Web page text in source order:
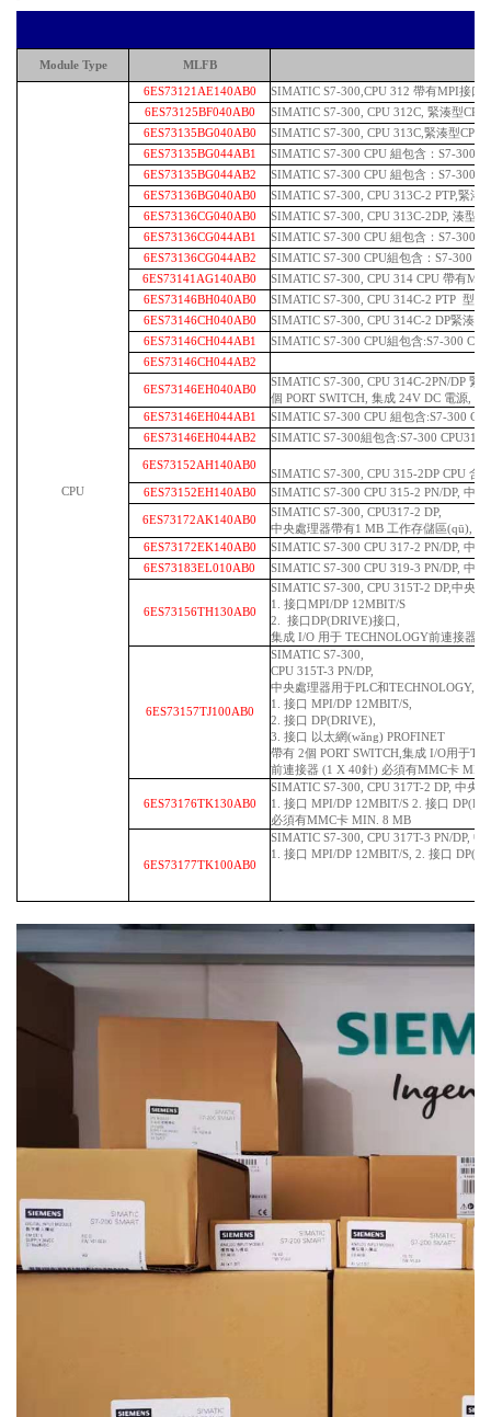
Module Type MLFB
CPU
6ES73121AE140AB0 SIMATIC S7-300,CPU 312 帶有MPI接口
6ES73125BF040AB0
SIMATIC S7-300, CPU 312C, 緊湊型
6ES73135BG040AB0
SIMATIC S7-300, CPU 313C,緊湊型
6ES73135BG044AB1
SIMATIC S7-300 CPU 組包含：S7-300
6ES73135BG044AB2
SIMATIC S7-300 CPU 組包含：S7-300
6ES73136BG040AB0
SIMATIC S7-300, CPU 313C-2 PTP,緊
6ES73136CG040AB0
SIMATIC S7-300, CPU 313C-2DP, 湊型
6ES73136CG044AB1
SIMATIC S7-300 CPU 組包含：S7-300
6ES73136CG044AB2
SIMATIC S7-300 CPU組包含：S7-300
6ES73141AG140AB0
SIMATIC S7-300, CPU 314 CPU 帶有
6ES73146BH040AB0
SIMATIC S7-300, CPU 314C-2 PTP 型
6ES73146CH040AB0
SIMATIC S7-300, CPU 314C-2 DP緊湊
6ES73146CH044AB1
SIMATIC S7-300 CPU組包含:S7-300
6ES73146CH044AB2
6ES73146EH040AB0
SIMATIC S7-300, CPU 314C-2PN/DP
個 PORT SWITCH, 集成 24V DC 電源,
6ES73146EH044AB1
SIMATIC S7-300 CPU 組包含:S7-300
6ES73146EH044AB2
SIMATIC S7-300組包含:S7-300
6ES73152AH140AB0
SIMATIC S7-300, CPU 315-2DP CPU
6ES73152EH140AB0
SIMATIC S7-300 CPU 315-2 PN/DP, 中
6ES73172AK140AB0
SIMATIC S7-300, CPU317-2 DP,
中央處理器帶有1 MB 工作存儲區(qū), 1.
6ES73172EK140AB0
SIMATIC S7-300 CPU 317-2 PN/DP, 中
6ES73183EL010AB0
SIMATIC S7-300 CPU 319-3 PN/DP, 中
6ES73156TH130AB0
SIMATIC S7-300, CPU 315T-2 DP,中央
1. 接口MPI/DP 12MBIT/S
2. 接口DP(DRIVE)接口,
集成 I/O 用于 TECHNOLOGY前連接器
6ES73157TJ100AB0
SIMATIC S7-300,
CPU 315T-3 PN/DP,
中央處理器用于PLC和
1. 接口 MPI/DP 12MBIT/S,
2. 接口 DP(DRIVE),
3. 接口 以太網(wǎng) PROFINET
帶有 2個 PORT SWITCH,集成 I/O用于
前連接器 (1 X 40針) 必須有MMC卡
6ES73176TK130AB0
SIMATIC S7-300, CPU 317T-2 DP, 中央
1. 接口 MPI/DP 12MBIT/S 2. 接口
必須有MMC卡 MIN. 8 MB
6ES73177TK100AB0
SIMATIC S7-300, CPU 317T-3 PN/DP,
1. 接口 MPI/DP 12MBIT/S, 2. 接口